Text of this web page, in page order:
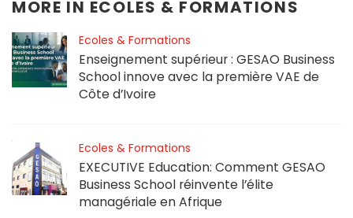
MORE IN ECOLES & FORMATIONS
Ecoles & Formations
Enseignement supérieur : GESAO Business
School innove avec la première VAE de
Côte d’Ivoire
Ecoles & Formations
EXECUTIVE Education: Comment GESAO
Business School réinvente l’élite
managériale en Afrique